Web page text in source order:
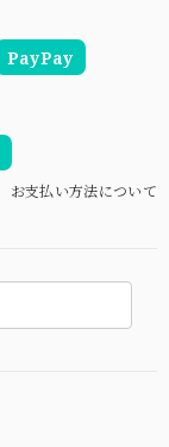
PayPay
お支払い方法について